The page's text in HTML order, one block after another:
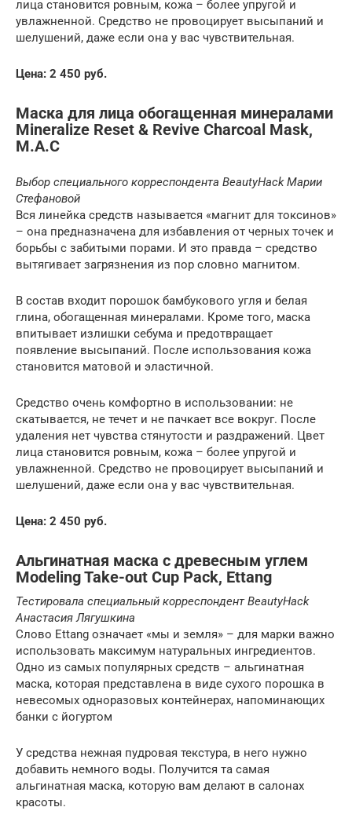
лица становится ровным, кожа – более упругой и
увлажненной. Средство не провоцирует высыпаний и
шелушений, даже если она у вас чувствительная.
Цена: 2 450 руб.
Маска для лица обогащенная минералами
Mineralize Reset & Revive Charcoal Mask,
M.A.C
Выбор специального корреспондента BeautyHack Марии
Стефановой
Вся линейка средств называется «магнит для токсинов»
– она предназначена для избавления от черных точек и
борьбы с забитыми порами. И это правда – средство
вытягивает загрязнения из пор словно магнитом.
В состав входит порошок бамбукового угля и белая
глина, обогащенная минералами. Кроме того, маска
впитывает излишки себума и предотвращает
появление высыпаний. После использования кожа
становится матовой и эластичной.
Средство очень комфортно в использовании: не
скатывается, не течет и не пачкает все вокруг. После
удаления нет чувства стянутости и раздражений. Цвет
лица становится ровным, кожа – более упругой и
увлажненной. Средство не провоцирует высыпаний и
шелушений, даже если она у вас чувствительная.
Цена: 2 450 руб.
Альгинатная маска с древесным углем
Modeling Take-out Cup Pack, Ettang
Тестировала специальный корреспондентBeautyHack
Анастасия Лягушкина
Слово Ettang означает «мы и земля» – для марки важно
использовать максимум натуральных ингредиентов.
Одно из самых популярных средств – альгинатная
маска, которая представлена в виде сухого порошка в
невесомых одноразовых контейнерах, напоминающих
банки с йогуртом
У средства нежная пудровая текстура, в него нужно
добавить немного воды. Получится та самая
альгинатная маска, которую вам делают в салонах
красоты.